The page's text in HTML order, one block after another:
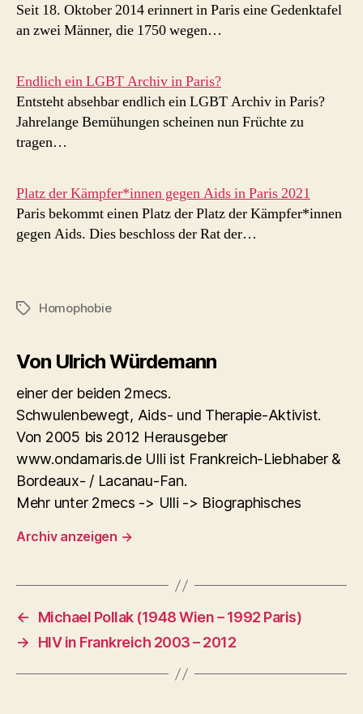
Seit 18. Oktober 2014 erinnert in Paris eine Gedenktafel
an zwei Männer, die 1750 wegen…
Endlich ein LGBT Archiv in Paris?
Entsteht absehbar endlich ein LGBT Archiv in Paris?
Jahrelange Bemühungen scheinen nun Früchte zu
tragen…
Platz der Kämpfer*innen gegen Aids in Paris 2021
Paris bekommt einen Platz der Platz der Kämpfer*innen
gegen Aids. Dies beschloss der Rat der…
Schlagwörter
Homophobie
Von Ulrich Würdemann
einer der beiden 2mecs.
Schwulenbewegt, Aids- und Therapie-Aktivist.
Von 2005 bis 2012 Herausgeber
www.ondamaris.de Ulli ist Frankreich-Liebhaber &
Bordeaux- / Lacanau-Fan.
Mehr unter 2mecs -> Ulli -> Biographisches
Archiv anzeigen →
←
Michael Pollak (1948 Wien – 1992 Paris)
→
HIV in Frankreich 2003 – 2012